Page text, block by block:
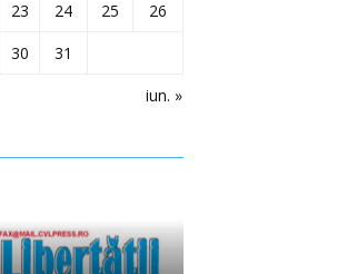
iun. »
23 24 25
26
30 31